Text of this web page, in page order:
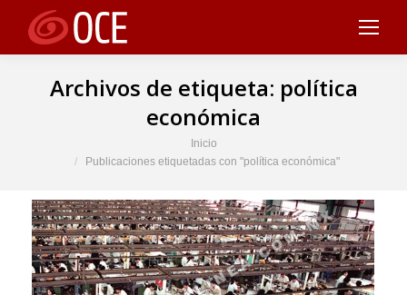
Archivos de etiqueta: política
económica
Inicio
Publicaciones etiquetadas con "política económica"